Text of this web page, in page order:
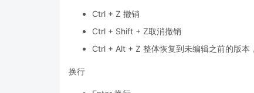
Ctrl + Z 撤销
Ctrl + Shift + Z取消撤销
Ctrl + Alt + Z 整体恢复到未编辑之前的版本
换行